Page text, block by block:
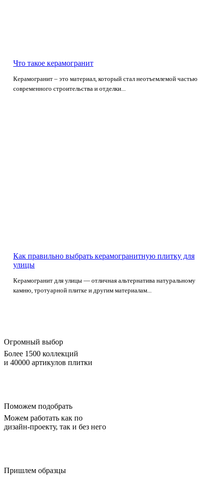
Что такое керамогранит
Керамогранит – это материал, который стал неотъемлемой частью
современного строительства и отделки...
Как правильно выбрать керамогранитную плитку для
улицы
Керамогранит для улицы — отличная альтернатива натуральному
камню, тротуарной плитке и другим материалам...
Огромный выбор
Более 1500 коллекций
и 40000 артикулов плитки
Поможем подобрать
Можем работать как по
дизайн-проекту, так и без него
Пришлем образцы